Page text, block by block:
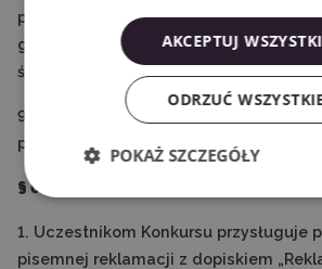
podatkowych, organy publiczne na
granicach prawa w szczególności jak
ścigania.
9. Dane osobowe nie są przetwarzane
poddawane profilowaniu.
§ 6. Reklamacje
1. Uczestnikom Konkursu przysługuje
pisemnej reklamacji z dopiskiem
AKCEPTUJ
ODRZUĆ
POKAŻ SZCZEGÓŁY